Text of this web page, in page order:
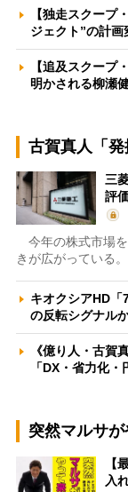
【独走スクープ
ジェクト”の計
【追及スクープ
明かされる柳瀬
古賀真人「発
三
評
今年の株式市場
きが広がっている
キオクシアHD「
の反転シグナ
《億り人・古賀
「DX・省力化
突然マルサが
【
入